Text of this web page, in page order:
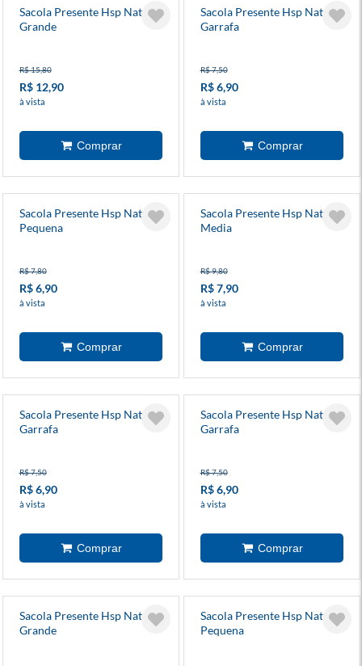
Sacola Presente Hsp Natal
Grande
R$ 15,80
R$ 12,90
à vista
Sacola Presente Hsp Natal
Garrafa
R$ 7,50
R$ 6,90
à vista
Sacola Presente Hsp Natal
Pequena
R$ 7,80
R$ 6,90
à vista
Sacola Presente Hsp Natal
Media
R$ 9,80
R$ 7,90
à vista
Sacola Presente Hsp Natal
Garrafa
R$ 7,50
R$ 6,90
à vista
Sacola Presente Hsp Natal
Garrafa
R$ 7,50
R$ 6,90
à vista
Sacola Presente Hsp Natal
Grande
Sacola Presente Hsp Natal
Pequena